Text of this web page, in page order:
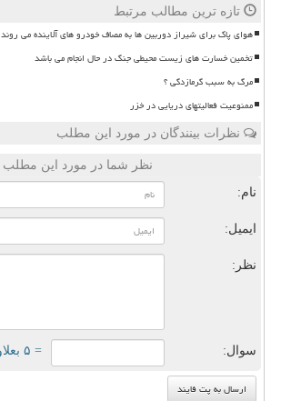
تازه ترین مطالب مرتبط
هوای پاک برای شیراز دوربین ها به مصاف خودرو های آلاینده می روند
تخمین خسارت های زیست محیطی جنگ در حال انجام می باشد
مرگ به سبب گرمازدگی ؟
ممنوعیت فعالیتهای دریایی در خزر
نظرات بینندگان در مورد این مطلب
نظر شما در مورد این مطلب
نام:
ایمیل:
نظر:
سوال: = ۵ بعلاوه ۴